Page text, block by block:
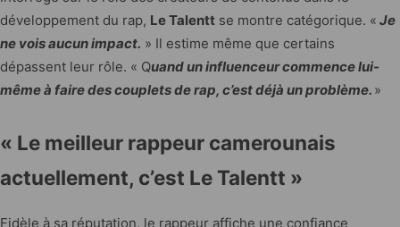
développement du rap, Le Talentt se montre catégorique. « Je
ne vois aucun impact. » Il estime même que certains
dépassent leur rôle. « Quand un influenceur commence lui-
même à faire des couplets de rap, c’est déjà un problème. »
« Le meilleur rappeur camerounais
actuellement, c’est Le Talentt »
Fidèle à sa réputation, le rappeur affiche une confiance